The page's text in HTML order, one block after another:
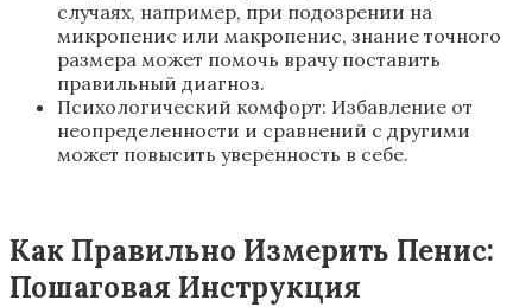
случаях, например, при подозрении на
микропенис или макропенис, знание точного
размера может помочь врачу поставить
правильный диагноз.
Психологический комфорт: Избавление от
неопределенности и сравнений с другими
может повысить уверенность в себе.
Как Правильно Измерить Пенис:
Пошаговая Инструкция